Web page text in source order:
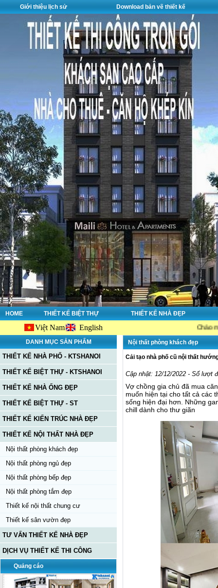
Giới thiệu lịch sử Download bản vẽ thiết kế
HOME THIẾT KẾ BIỆT THỰ THIẾT KẾ NHÀ ĐẸP
Việt Nam English Chào mừng
DANH MỤC SẢN PHẨM
THIẾT KẾ NHÀ PHỐ - KTSHANOI
THIẾT KẾ BIỆT THỰ - KTSHANOI
THIẾT KẾ NHÀ ỐNG ĐẸP
THIẾT KẾ BIỆT THỰ - ST
THIẾT KẾ KIẾN TRÚC NHÀ ĐẸP
THIẾT KẾ NỘI THẤT NHÀ ĐẸP
Nội thất phòng khách đẹp
Nội thất phòng ngủ đẹp
Nội thất phòng bếp đẹp
Nội thất phòng tắm đẹp
Thiết kế nội thất chung cư
Thiết kế sân vườn đẹp
TƯ VẤN THIẾT KẾ NHÀ ĐẸP
DỊCH VỤ THIẾT KẾ THI CÔNG
Quảng cáo
Nội thất phòng khách đẹp
Cải tạo nhà phố cũ nội thất
Cập nhật: 12/12/2022 - Số lượt
Vợ chồng gia chủ đã mua
muốn hiện tại cho tất cả các
sống hiện đại hơn. Những
chill dành cho thư giãn